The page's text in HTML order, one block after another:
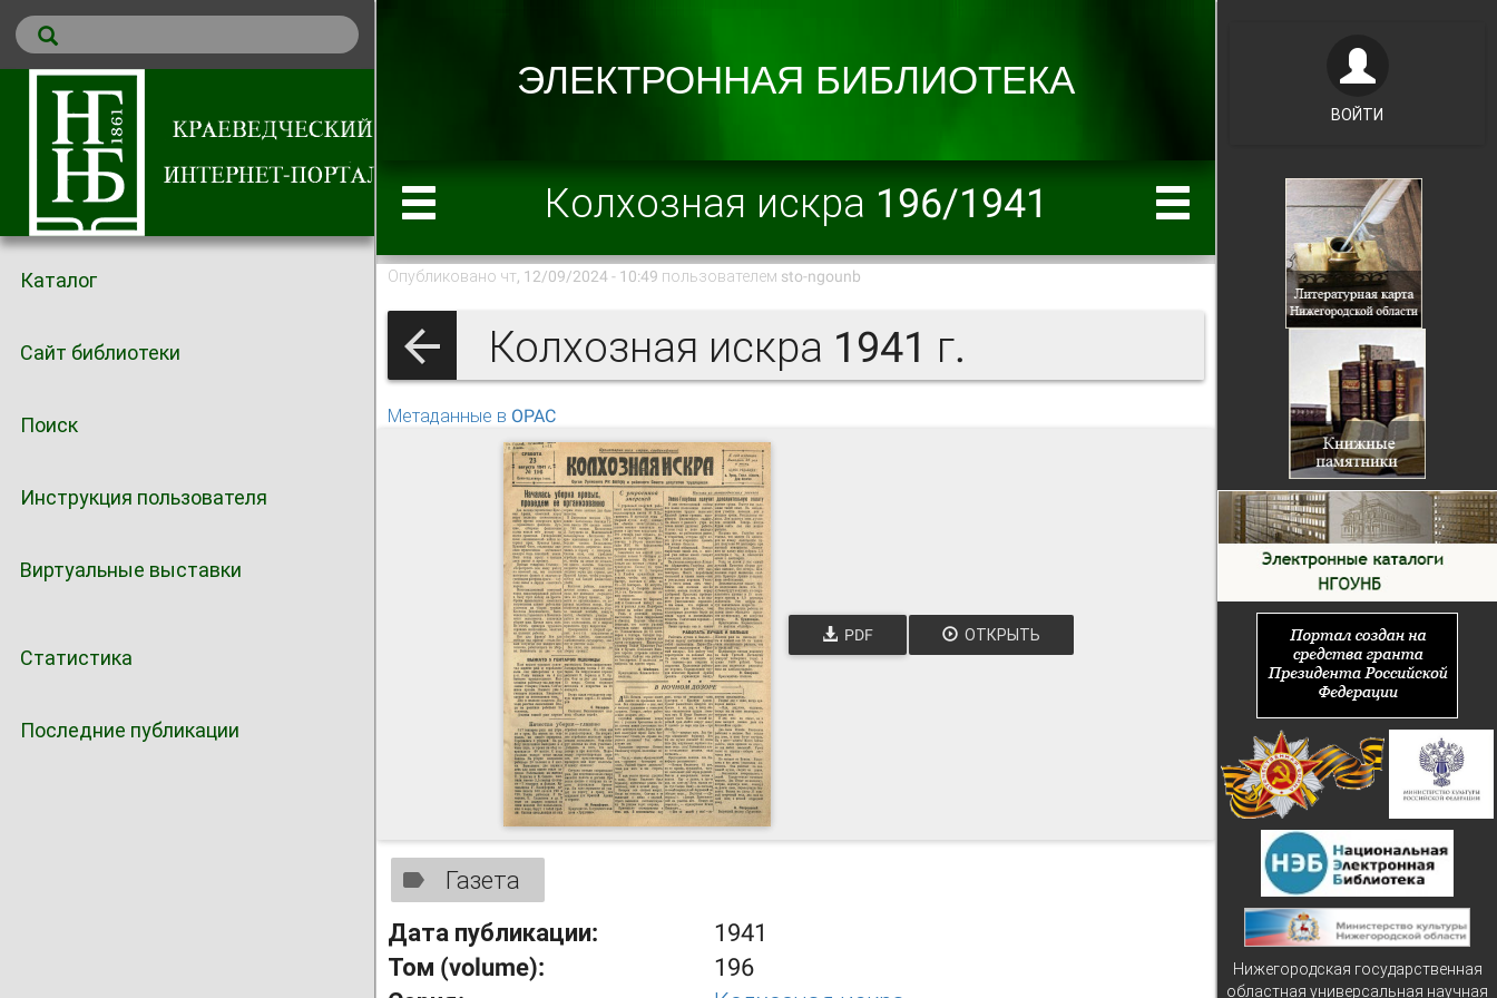
Каталог
Сайт библиотеки
Поиск
Инструкция пользователя
Виртуальные выставки
Статистика
Последние публикации
Колхозная искра 196/1941
Опубликовано чт, 12/09/2024 - 10:49 пользователем sto-ngounb
Колхозная искра 1941 г.
Метаданные в OPAC
PDF ОТКРЫТЬ
Газета
Дата публикации:
1941
Том (volume):
196
ВОЙТИ
Нижегородская государственная
областная универсальная научная